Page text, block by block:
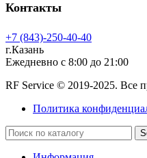
Контакты
+7 (843)-250-40-40
г.Казань
Ежедневно с 8:00 до 21:00
RF Service © 2019-2025. Все
Политика